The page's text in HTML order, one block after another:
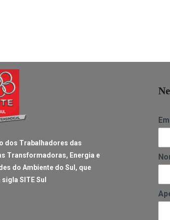
dos Trabalhadores das
Transformadoras, Energia e
do Ambiente do Sul, que
SITE Sul